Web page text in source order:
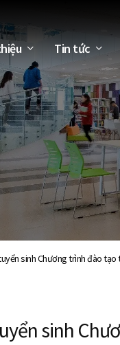
Tin tức
sinh Chương trình đào
sinh